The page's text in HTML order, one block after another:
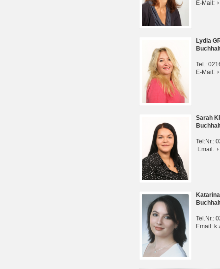
E-Mail:
Lydia
Tel.:
E-Mail:
Sarah
Tel:Nr.:
Email:
Tel.Nr.:
Email: